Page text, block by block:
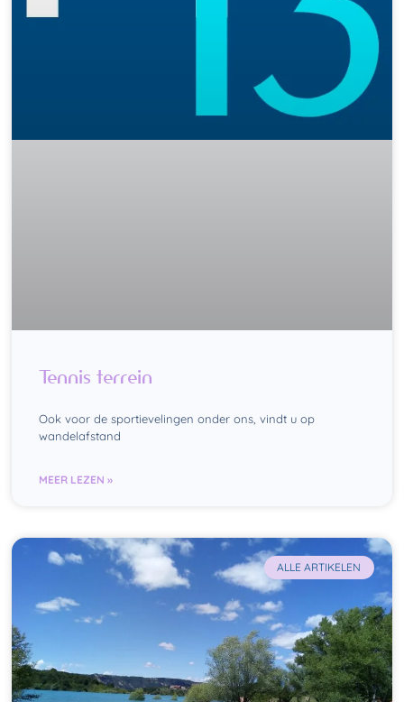
Tennis terrein
Ook voor de sportievelingen onder ons, vindt u op
wandelafstand
MEER LEZEN »
ALLE ARTIKELEN